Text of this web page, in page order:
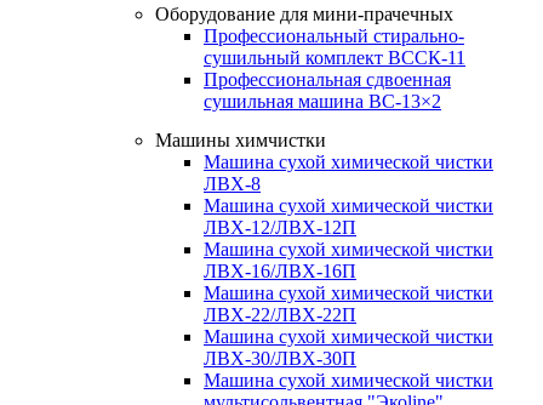
Оборудование для мини-прачечных
Профессиональный стирально-
сушильный комплект ВССК-11
Профессиональная сдвоенная
сушильная машина ВС-13×2
Машины химчистки
Машина сухой химической чистки
ЛВХ-8
Машина сухой химической чистки
ЛВХ-12/ЛВХ-12П
Машина сухой химической чистки
ЛВХ-16/ЛВХ-16П
Машина сухой химической чистки
ЛВХ-22/ЛВХ-22П
Машина сухой химической чистки
ЛВХ-30/ЛВХ-30П
Машина сухой химической чистки